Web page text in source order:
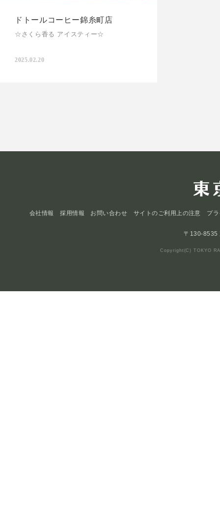
ドトールコーヒー錦糸町店
☆さくら香る アイスティー☆
2025.02.20
会社情報 採用情報 お問い合わせ サイトのご利用上の注意 プ
〒130-8535
Copyright(C) TOKYO